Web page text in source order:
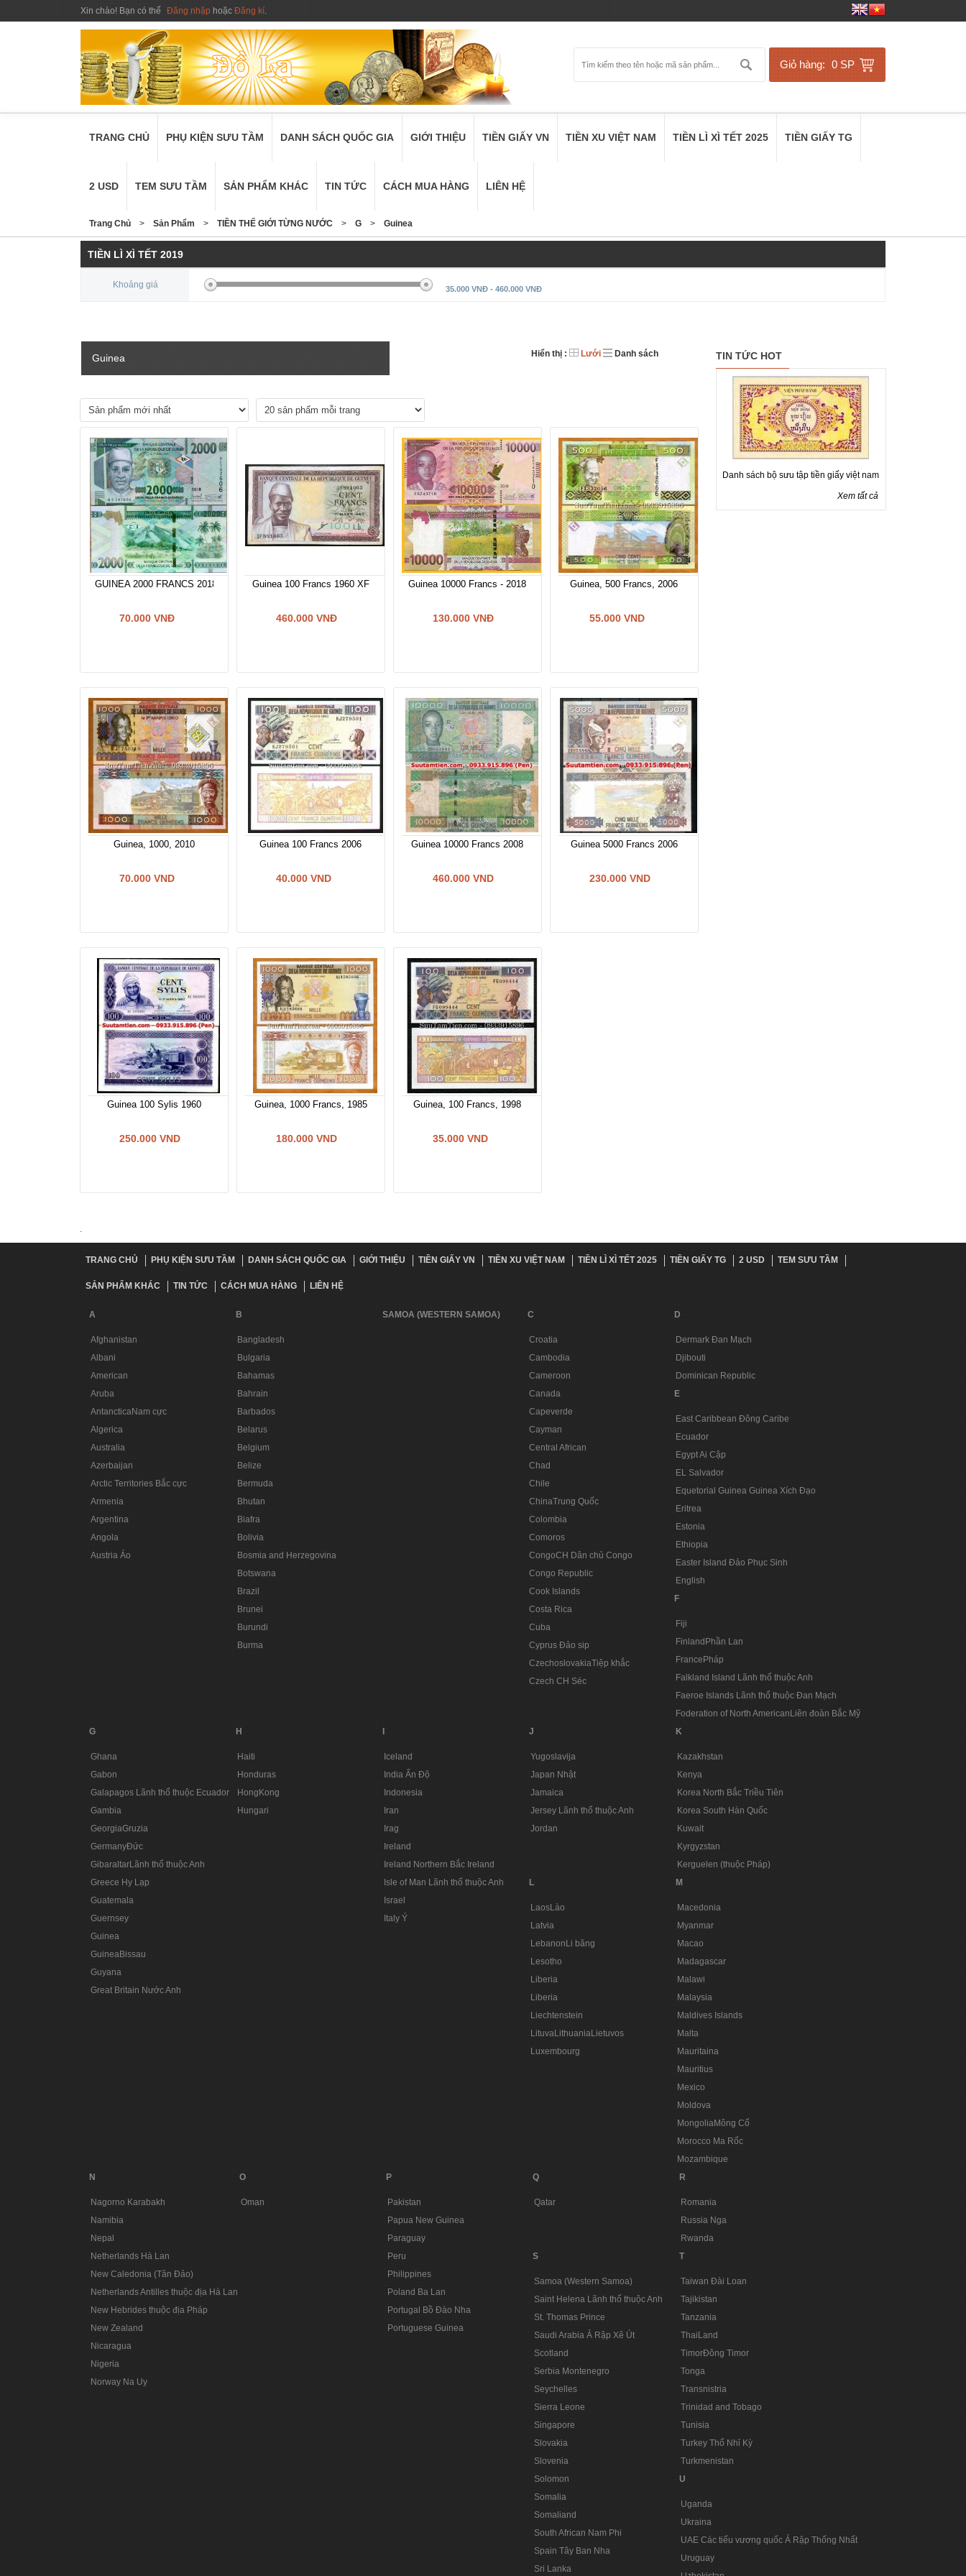
Xin chào! Bạn có thể Đăng nhập hoặc Đăng kí.
Giỏ hàng: 0 SP
TRANG CHỦ PHỤ KIỆN SƯU TẦM DANH SÁCH QUỐC GIA GIỚI THIỆU TIỀN GIẤY VN TIỀN XU VIỆT NAM TIỀN LÌ XÌ TẾT 2025 TIỀN GIẤY TG
2 USD TEM SƯU TẦM SẢN PHẨM KHÁC TIN TỨC CÁCH MUA HÀNG LIÊN HỆ
Trang Chủ > Sản Phẩm > TIỀN THẾ GIỚI TỪNG NƯỚC > G > Guinea
TIỀN LÌ XÌ TẾT 2019
Khoảng giá
Guinea Hiển thị : Lưới Danh sách
GUINEA 2000 FRANCS 2018-2019 P-NEW UNC
70.000 VNĐ
Guinea 100 Francs 1960 XF
460.000 VNĐ
Guinea 10000 Francs - 2018 - UNC
130.000 VNĐ
Guinea, 500 Francs, 2006
55.000 VND
Guinea, 1000, 2010
70.000 VND
Guinea 100 Francs 2006
40.000 VND
Guinea 10000 Francs 2008
460.000 VND
Guinea 5000 Francs 2006
230.000 VND
Guinea 100 Sylis 1960
250.000 VND
Guinea, 1000 Francs, 1985
180.000 VND
Guinea, 100 Francs, 1998
35.000 VND
TIN TỨC HOT
Đập Bái Thượng - Những câu chuyện ly kì về cuộc đời người thăm dò chân...
Danh sách bộ sưu tập tiền giấy việt nam TIỀN CÁC NƯỚC
Xem tất cả
TRANG CHỦ PHỤ KIỆN SƯU TẦM DANH SÁCH QUỐC GIA GIỚI THIỆU TIỀN GIẤY VN TIỀN XU VIỆT NAM TIỀN LÌ XÌ TẾT 2025 TIỀN GIẤY TG 2 USD TEM SƯU TẦM
SẢN PHẨM KHÁC TIN TỨC CÁCH MUA HÀNG LIÊN HỆ
A
Afghanistan
Albani
American
Aruba
AntancticaNam cực
Algerica
Australia
Azerbaijan
Arctic Territories Bắc cực
Armenia
Argentina
Angola
Austria Áo
B
Bangladesh
Bulgaria
Bahamas
Bahrain
Barbados
Belarus
Belgium
Belize
Bermuda
Bhutan
Biafra
Bolivia
Bosmia and Herzegovina
Botswana
Brazil
Brunei
Burundi
Burma
SAMOA (WESTERN SAMOA) C
Croatia
Cambodia
Cameroon
Canada
Capeverde
Cayman
Central African
Chad
Chile
ChinaTrung Quốc
Colombia
Comoros
CongoCH Dân chủ Congo
Congo Republic
Cook Islands
Costa Rica
Cuba
Cyprus Đảo sip
CzechoslovakiaTiệp khắc
Czech CH Séc
D
Dermark Đan Mạch
Djibouti
Dominican Republic
E
East Caribbean Đông Caribe
Ecuador
Egypt Ai Cập
EL Salvador
Equetorial Guinea Guinea Xích Đạo
Eritrea
Estonia
Ethiopia
Easter Island Đảo Phục Sinh
English
F
Fiji
FinlandPhần Lan
FrancePháp
Falkland Island Lãnh thổ thuộc Anh
Faeroe Islands Lãnh thổ thuộc Đan Mạch
Foderation of North AmericanLiên đoàn Bắc Mỹ
G
Ghana
Gabon
Galapagos Lãnh thổ thuộc Ecuador
Gambia
GeorgiaGruzia
GermanyĐức
GibaraltarLãnh thổ thuộc Anh
Greece Hy Lạp
Guatemala
Guernsey
Guinea
GuineaBissau
Guyana
Great Britain Nước Anh
H
Haiti
Honduras
HongKong
Hungari
Iceland
India Ấn Độ
Indonesia
Iran
Irag
Ireland
Ireland Northern Bắc Ireland
Isle of Man Lãnh thổ thuộc Anh
Israel
Italy Ý
J
Yugoslavija
Japan Nhật
Jamaica
Jersey Lãnh thổ thuộc Anh
Jordan
K
Kazakhstan
Kenya
Korea North Bắc Triều Tiên
Korea South Hàn Quốc
Kuwait
Kyrgyzstan
Kerguelen (thuộc Pháp)
L
LaosLào
Latvia
LebanonLi băng
Lesotho
Liberia
Liberia
Liechtenstein
LituvaLithuaniaLietuvos
Luxembourg
M
Macedonia
Myanmar
Macao
Madagascar
Malawi
Malaysia
Maldives Islands
Malta
Mauritaina
Mauritius
Mexico
Moldova
MongoliaMông Cổ
Morocco Ma Rốc
Mozambique
N
Nagorno Karabakh
Namibia
Nepal
Netherlands Hà Lan
New Caledonia (Tân Đảo)
Netherlands Antilles thuộc địa Hà Lan
New Hebrides thuộc địa Pháp
New Zealand
Nicaragua
Nigeria
Norway Na Uy
O
Oman
P
Pakistan
Papua New Guinea
Paraguay
Peru
Philippines
Poland Ba Lan
Portugal Bồ Đào Nha
Portuguese Guinea
Q
Qatar
R
Romania
Russia Nga
Rwanda
S
Samoa (Western Samoa)
Saint Helena Lãnh thổ thuộc Anh
St. Thomas Prince
Saudi Arabia Ả Rập Xê Út
Scotland
Serbia Montenegro
Seychelles
Sierra Leone
Singapore
Slovakia
Slovenia
Solomon
Somalia
Somaliand
South African Nam Phi
Spain Tây Ban Nha
Sri Lanka
T
Taiwan Đài Loan
Tajikistan
Tanzania
ThaiLand
TimorĐông Timor
Tonga
Transnistria
Trinidad and Tobago
Tunisia
Turkey Thổ Nhỉ Kỳ
Turkmenistan
U
Uganda
Ukraina
UAE Các tiểu vương quốc Ả Rập Thống Nhất
Uruguay